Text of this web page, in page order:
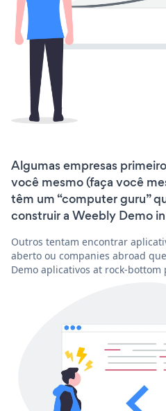
Algumas empresas
você mesmo (faça você
têm um “computer guru”
construir a Weebly Demo
Outros tentam encontrar
aberto ou companies abroad
Demo aplicativos at rock-bottom